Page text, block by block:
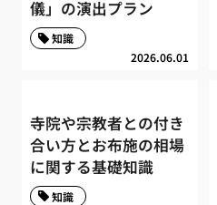
儀」の演出プラン
2026.06.01
知識
寺院や宗教者との付き
合い方とお布施の相場
に関する基礎知識
知識